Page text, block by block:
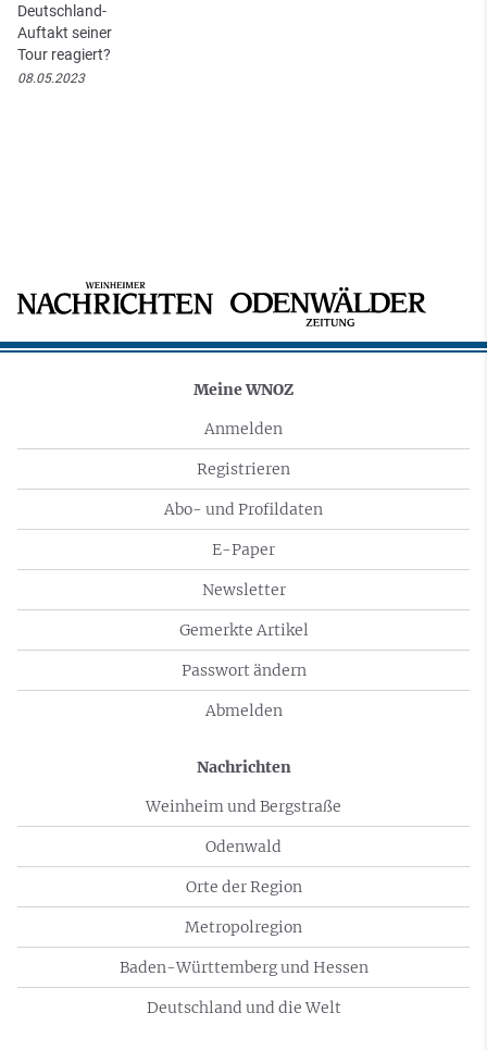
Deutschland-
Auftakt seiner
Tour reagiert?
08.05.2023
Meine WNOZ
Anmelden
Registrieren
Abo- und Profildaten
E-Paper
Newsletter
Gemerkte Artikel
Passwort ändern
Abmelden
Nachrichten
Weinheim und Bergstraße
Odenwald
Orte der Region
Metropolregion
Baden-Württemberg und Hessen
Deutschland und die Welt